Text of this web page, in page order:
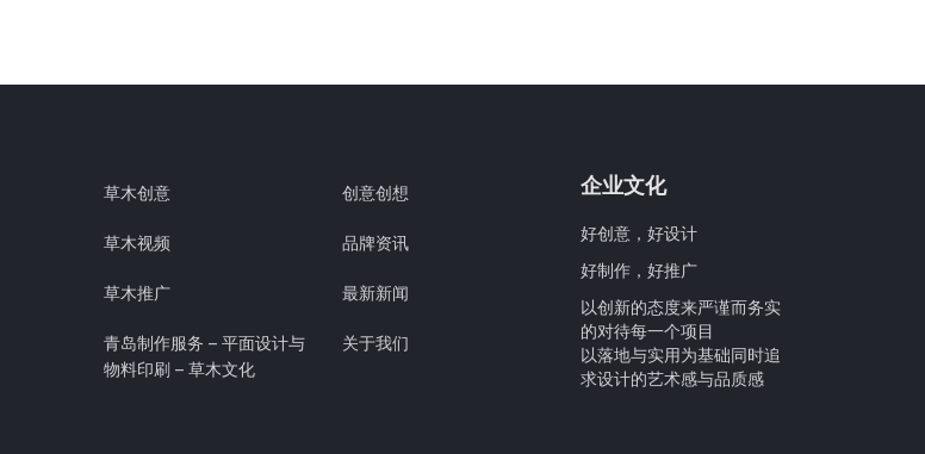
草木创意
草木视频
草木推广
青岛制作服务 – 平面设计与
物料印刷 – 草木文化
创意创想
品牌资讯
最新新闻
关于我们
企业文化
好创意，好设计
好制作，好推广
以创新的态度来严谨而务实
的对待每一个项目
以落地与实用为基础同时追
求设计的艺术感与品质感